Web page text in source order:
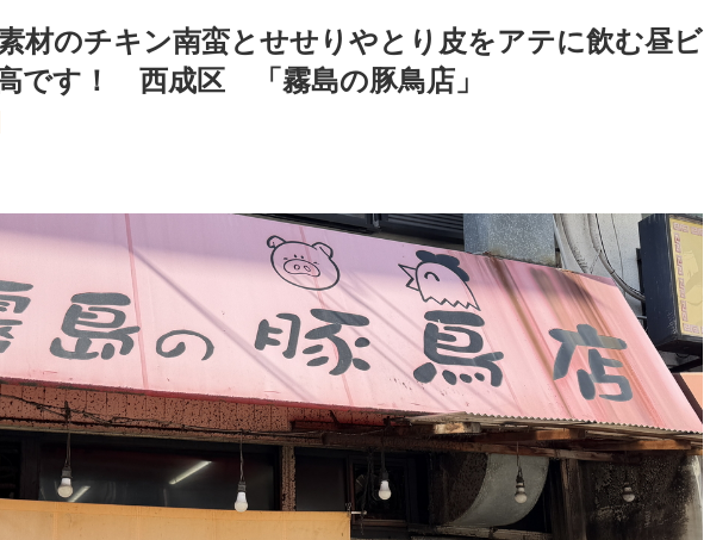
材のチキン南蛮とせせりやとり皮をアテに飲む昼ビ
です！ 西成区 「霧島の豚鳥店」